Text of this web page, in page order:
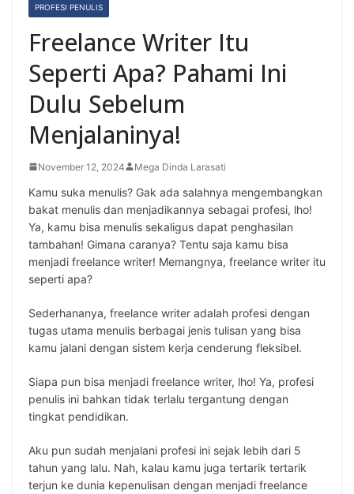
s
i
P
e
n
u
l
"
PROFESI PENULIS
Freelance Writer Itu
Seperti Apa? Pahami Ini
Dulu Sebelum
Menjalaninya!
November 12, 2024 Mega Dinda Larasati
Kamu suka menulis? Gak ada salahnya mengembangkan
bakat menulis dan menjadikannya sebagai profesi, lho!
Ya, kamu bisa menulis sekaligus dapat penghasilan
tambahan! Gimana caranya? Tentu saja kamu bisa
menjadi freelance writer! Memangnya, freelance writer itu
seperti apa?
Sederhananya, freelance writer adalah profesi dengan
tugas utama menulis berbagai jenis tulisan yang bisa
kamu jalani dengan sistem kerja cenderung fleksibel.
Siapa pun bisa menjadi freelance writer, lho! Ya, profesi
penulis ini bahkan tidak terlalu tergantung dengan
tingkat pendidikan.
Aku pun sudah menjalani profesi ini sejak lebih dari 5
tahun yang lalu. Nah, kalau kamu juga tertarik tertarik
terjun ke dunia kepenulisan dengan menjadi freelance